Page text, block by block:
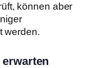
können aber
werden.
erwarten